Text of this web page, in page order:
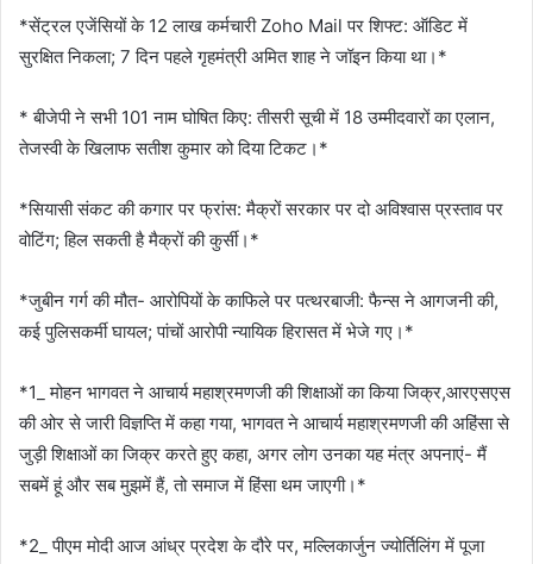
*सेंट्रल एजेंसियों के 12 लाख कर्मचारी Zoho Mail पर शिफ्ट: ऑडिट में
सुरक्षित निकला; 7 दिन पहले गृहमंत्री अमित शाह ने जॉइन किया था।*
* बीजेपी ने सभी 101 नाम घोषित किए: तीसरी सूची में 18 उम्मीदवारों का एलान,
तेजस्वी के खिलाफ सतीश कुमार को दिया टिकट।*
*सियासी संकट की कगार पर फ्रांस: मैक्रों सरकार पर दो अविश्वास प्रस्ताव पर
वोटिंग; हिल सकती है मैक्रों की कुर्सी‌।*
*जुबीन गर्ग की मौत- आरोपियों के काफिले पर पत्थरबाजी: फैन्स ने आगजनी की,
कई पुलिसकर्मी घायल; पांचों आरोपी न्यायिक हिरासत में भेजे गए।*
*1_ मोहन भागवत ने आचार्य महाश्रमणजी की शिक्षाओं का किया जिक्र,आरएसएस
की ओर से जारी विज्ञप्ति में कहा गया, भागवत ने आचार्य महाश्रमणजी की अहिंसा से
जुड़ी शिक्षाओं का जिक्र करते हुए कहा, अगर लोग उनका यह मंत्र अपनाएं- मैं
सबमें हूं और सब मुझमें हैं, तो समाज में हिंसा थम जाएगी।*
*2_ पीएम मोदी आज आंध्र प्रदेश के दौरे पर, मल्लिकार्जुन ज्योर्तिलिंग में पूजा